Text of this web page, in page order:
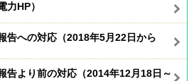
力HP）
告への対応（2018年5月22日から
告より前の対応（2014年12月18日～